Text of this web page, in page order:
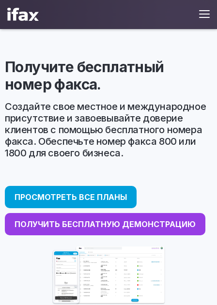
Получите бесплатный
номер факса.
Создайте свое местное и международное
присутствие и завоевывайте доверие
клиентов с помощью бесплатного номера
факса. Обеспечьте номер факса 800 или
1800 для своего бизнеса.
ПРОСМОТРЕТЬ ВСЕ ПЛАНЫ
ПОЛУЧИТЬ БЕСПЛАТНУЮ ДЕМОНСТРАЦИЮ